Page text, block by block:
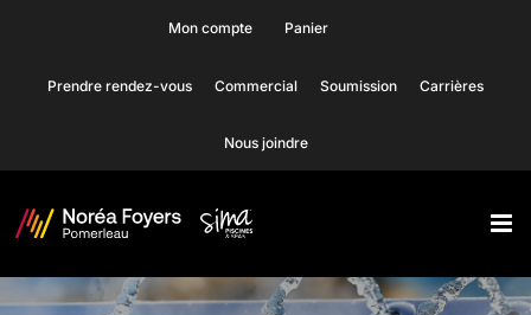
content
Mon compte Panier
Prendre rendez-vous Commercial Soumission Carrières
Nous joindre